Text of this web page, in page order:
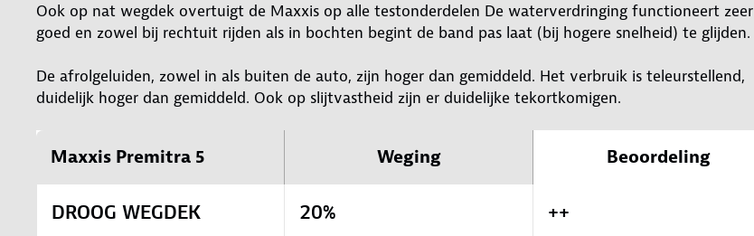
Ook op nat wegdek overtuigt de Maxxis op alle testonderdelen De waterverdringing functioneert zeer
goed en zowel bij rechtuit rijden als in bochten begint de band pas laat (bij hogere snelheid) te glijden.
De afrolgeluiden, zowel in als buiten de auto, zijn hoger dan gemiddeld. Het verbruik is teleurstellend,
duidelijk hoger dan gemiddeld. Ook op slijtvastheid zijn er duidelijke tekortkomigen.
Maxxis Premitra 5 Weging Beoordeling
DROOG WEGDEK 20% ++